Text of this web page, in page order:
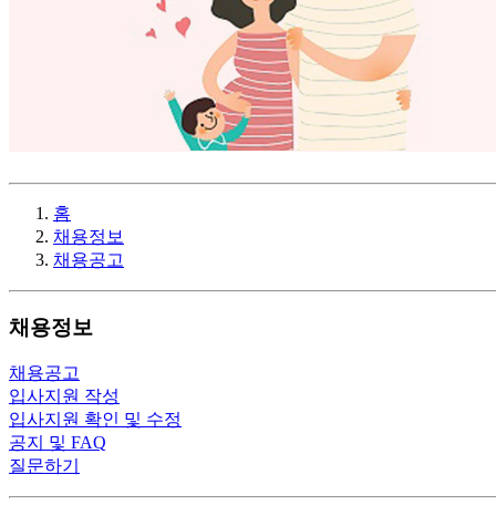
홈
채용정보
채용공고
채용정보
채용공고
입사지원 작성
입사지원 확인 및 수정
공지 및 FAQ
질문하기